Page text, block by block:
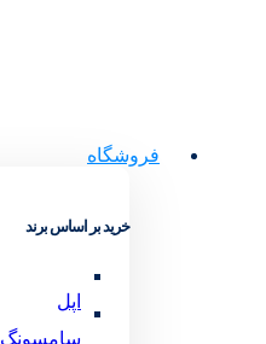
فروشگاه
خرید بر اساس برند
اپل
سامسونگ